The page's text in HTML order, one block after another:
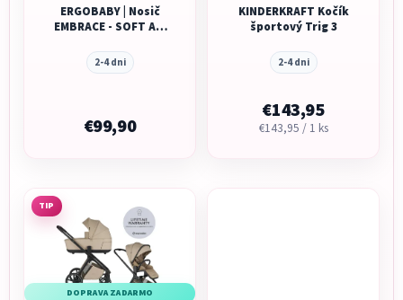
ERGOBABY | Nosič
EMBRACE - SOFT AIR
2-4 dni
€99,90
KINDERKRAFT Kočík
športový Trig 3
2-4 dni
€143,95
Jednotková
€143,95 / 1 ks
TIP
DOPRAVA ZADARMO